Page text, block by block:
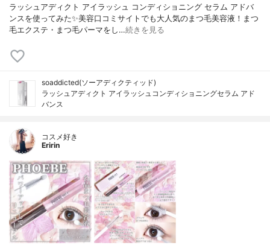
ラッシュアディクト アイラッシュ コンディショニング セラム アドバ
ンスを使ってみた✨美容口コミサイトでも大人気のまつ毛美容液！まつ
毛エクステ・まつ毛パーマをし…続きを見る
soaddicted(ソーアディクティッド)
ラッシュアディクト アイラッシュコンディショニングセラム アド
バンス
コスメ好き
Eririn